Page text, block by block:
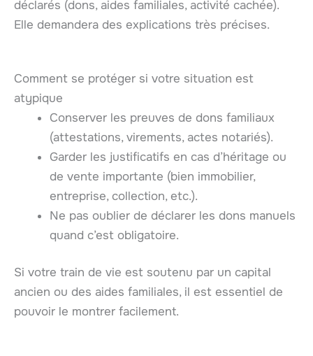
déclarés (dons, aides familiales, activité cachée).
Elle demandera des explications très précises.
Comment se protéger si votre situation est
atypique
Conserver les preuves de dons familiaux
(attestations, virements, actes notariés).
Garder les justificatifs en cas d’héritage ou
de vente importante (bien immobilier,
entreprise, collection, etc.).
Ne pas oublier de déclarer les dons manuels
quand c’est obligatoire.
Si votre train de vie est soutenu par un capital
ancien ou des aides familiales, il est essentiel de
pouvoir le montrer facilement.